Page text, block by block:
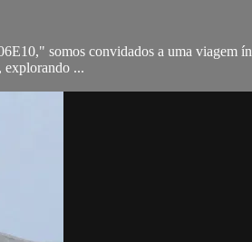
somos convidados a uma viagem
explorando ...